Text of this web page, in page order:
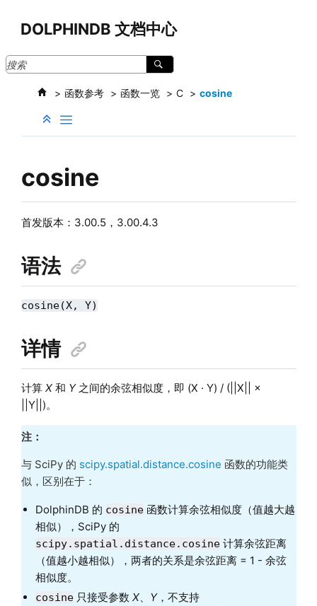
DOLPHINDB 文档中心
函数参考 函数一览 C cosine
cosine
首发版本： 3.00.5，3.00.4.3
语法
cosine(X, Y)
详情
计算 X和 Y之间的余弦相似度，即 (X · Y) / (||X|| ×
||Y||)。
注：
与 SciPy 的 scipy.spatial.distance.cosine 函数的功能类
似，区别在于：
DolphinDB 的 cosine函数计算余弦相似度（值越大越
相似），SciPy 的
scipy.spatial.distance.cosine计算余弦距离
（值越小越相似），两者的关系是余弦距离 = 1 - 余弦
相似度。
cosine只接受参数 X、 Y，不支持